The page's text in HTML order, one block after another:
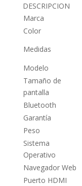
DESCRIPCION
Marca
Color
Medidas
Modelo
Tamaño de
pantalla
Bluetooth
Garantía
Peso
Sistema
Operativo
Navegador Web
Puerto HDMI